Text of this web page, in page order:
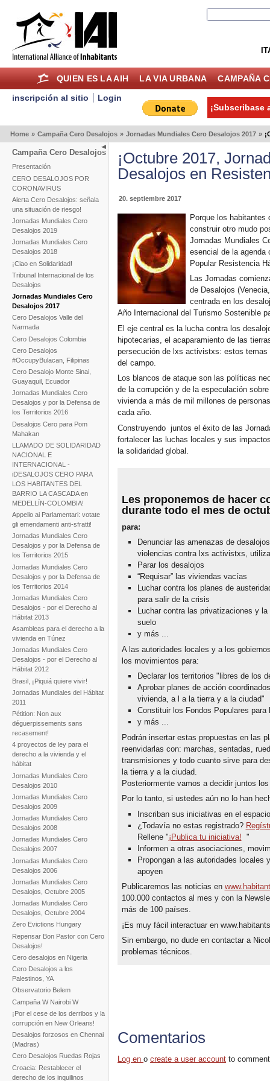
QUIEN ES LA AIH LA VIA URBANA CAMPAÑA
inscripción al sitio
Login
¡Subscribase
Home » Campaña Cero Desalojos » Jornadas Mundiales Cero Desalojos 2017 »
Campaña Cero Desalojos
Presentación
CERO DESALOJOS POR
CORONAVIRUS
Alerta Cero Desalojos: señala
una situación de riesgo!
Jornadas Mundiales Cero
Desalojos 2019
Jornadas Mundiales Cero
Desalojos 2018
¡Ciao en Solidaridad!
Tribunal Internacional de los
Desalojos
Jornadas Mundiales Cero
Desalojos 2017
Cero Desalojos Valle del
Narmada
Cero Desalojos Colombia
Cero Desalojos
#OccupyBulacan, Filipinas
Cero Desalojo Monte Sinai,
Guayaquil, Ecuador
Jornadas Mundiales Cero
Desalojos y por la Defensa de
los Territorios 2016
Desalojos Cero para Pom
Mahakan
LLAMADO DE SOLIDARIDAD
NACIONAL E
INTERNACIONAL -
iDESALOJOS CERO PARA
LOS HABITANTES DEL
BARRIO LA CASCADA en
MEDELLÍN-COLOMBIA!
Appello ai Parlamentari: votate
gli emendamenti anti-sfratti!
Jornadas Mundiales Cero
Desalojos y por la Defensa de
los Territorios 2015
Jornadas Mundiales Cero
Desalojos y por la Defensa de
los Territorios 2014
Jornadas Mundiales Cero
Desalojos - por el Derecho al
Hábitat 2013
Asambleas para el derecho a la
vivienda en Túnez
Jornadas Mundiales Cero
Desalojos - por el Derecho al
Hábitat 2012
Brasil, ¡Piquiá quiere vivir!
Jornadas Mundiales del Hábitat
2011
Pétition: Non aux
déguerpissements sans
recasement!
4 proyectos de ley para el
derecho a la vivienda y el
hábitat
Jornadas Mundiales Cero
Desalojos 2010
Jornadas Mundiales Cero
Desalojos 2009
Jornadas Mundiales Cero
Desalojos 2008
Jornadas Mundiales Cero
Desalojos 2007
Jornadas Mundiales Cero
Desalojos 2006
Jornadas Mundiales Cero
Desalojos, Octubre 2005
Jornadas Mundiales Cero
Desalojos, Octubre 2004
Zero Evictions Hungary
Repensar Bon Pastor con Cero
Desalojos!
Cero desalojos en Nigeria
Cero Desalojos a los
Palestinos, YA
Observatorio Belem
Campaña W Nairobi W
¡Por el cese de los derribos y la
corrupción en New Orleans!
Desalojos forzosos en Chennai
(Madras)
Cero Desalojos Ruedas Rojas
Croacia: Restablecer el
derecho de los inquilinos
¡Octubre 2017,
Desalojos en
20. septiembre 2017
Porque los habitantes
construir otro mudo
Jornadas Mundiales
esencial de la agenda
Popular Resistencia
Las Jornadas
de Desalojos
centrada en los
Año Internacional del Turismo Sostenible
El eje central es la lucha contra los
hipotecarias, el acaparamiento de las
persecución de lxs activistxs: estos
del campo.
Los blancos de ataque son las políticas
de la corrupción y de la especulación
vivienda a más de mil millones de
cada año.
Construyendo juntos el éxito de las
fortalecer las luchas locales y sus
la solidaridad global.
Les proponemos de hacer
durante todo el mes de
para:
Denunciar las amenazas de
violencias contra lxs activistxs,
Parar los desalojos
“Requisar” las viviendas vacías
Luchar contra los planes de
para salir de la crisis
Luchar contra las privatizaciones y
suelo
y más ...
A las autoridades locales y a los
los movimientos para:
Declarar los territorios "libres de los
Aprobar planes de acción
vivienda, a l a la tierra y a la ciudad"
Constituir los Fondos Populares para
y más ...
Podrán insertar estas propuestas en las
reenvidarlas con: marchas, sentadas,
transmisiones y todo cuanto sirve para
la tierra y a la ciudad.
Posteriormente vamos a decidir juntos
Por lo tanto, si ustedes aún no lo han
Inscriban sus iniciativas en el
¿Todavía no estas registrado?
Rellene "¡Publica tu iniciativa! "
Informen a otras asociaciones,
Propongan a las autoridades locales
apoyen
Publicaremos las noticias en
100.000 contactos al mes y con la
más de 100 países.
¡Es muy fácil interactuar en
Sin embargo, no dude en contactar a
problemas técnicos.
Comentarios
Log enocreate a user account to